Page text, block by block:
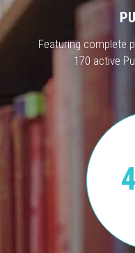
Featuring complete
170 active